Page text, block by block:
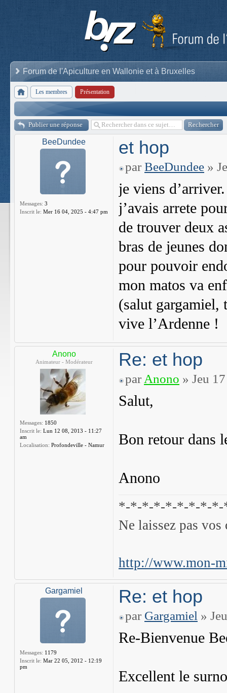
Forum de l'Apiculture en Wallonie et à Bruxelles
Les membres Présentation
Publier une réponse
BeeDundee
Messages: 3
Inscrit le: Mer 16 04, 2025 - 4:47 pm
et hop
par BeeDundee »
je viens d’arriver.
j’avais arrete
de trouver deux
bras de jeunes
pour pouvoir
mon matos va
(salut gargamiel,
vive l’Ardenne !
Anono
Animateur - Modérateur
Messages: 1850
Inscrit le: Lun 12 08, 2013 - 11:27
am
Localisation: Profondeville - Namur
Re: et hop
par Anono » Jeu
Salut,
Bon retour dans
Anono
*-*-*-*-*-*-*-*-
Ne laissez pas
http://www.mon-
Gargamiel
Messages: 1179
Inscrit le: Mar 22 05, 2012 - 12:19
pm
Re: et hop
par Gargamiel »
Re-Bienvenue
Excellent le